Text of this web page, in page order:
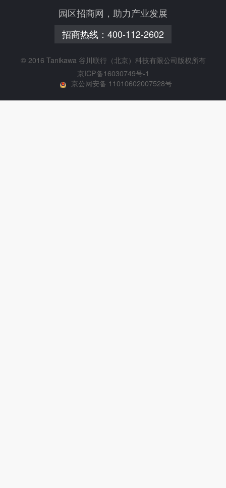
园区招商网，助力产业发展
招商热线： 400-112-2602
© 2016 Tanikawa 谷川联行（北京）科技有限公司版权所有
京ICP备16030749号-1
京公网安备 11010602007528号